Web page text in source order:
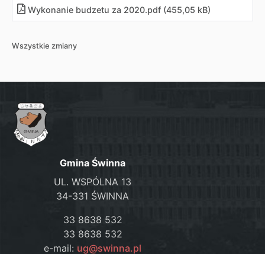
Wykonanie budzetu za 2020.pdf (455,05 kB)
Wszystkie zmiany
Gmina Świnna
UL. WSPÓLNA 13
34-331 ŚWINNA
33 8638 532
33 8638 532
e-mail: ug@swinna.pl